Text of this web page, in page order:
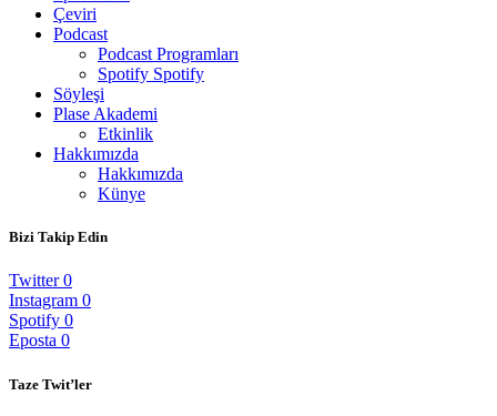
Çeviri
Podcast
Podcast Programları
Spotify Spotify
Söyleşi
Plase Akademi
Etkinlik
Hakkımızda
Hakkımızda
Künye
Bizi Takip Edin
Twitter 0
Instagram 0
Spotify 0
Eposta 0
Taze Twit’ler